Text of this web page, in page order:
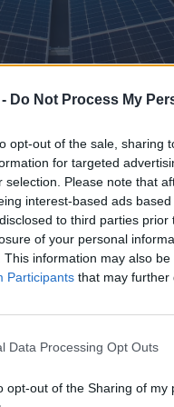
Do Not Process My
opt-out of the sale, sharing
for targeted
selection. Please note that
interest-based ads
to third parties
of your personal
This information may also
Participants that may further
Data Processing Opt Outs
opt-out of the Sharing of my
legpontosabb méretezési
hogy
meg.
a napelem-
a
a befektetők és
adatokra